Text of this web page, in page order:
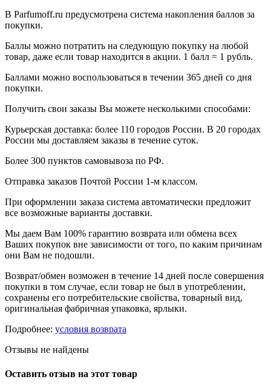
В Parfumoff.ru предусмотрена система накопления баллов за
покупки.
Баллы можно потратить на следующую покупку на любой
товар, даже если товар находится в акции. 1 балл = 1 рубль.
Баллами можно воспользоваться в течении 365 дней со дня
покупки.
Получить свои заказы Вы можете несколькими способами:
Курьерская доставка: более 110 городов России. В 20 городах
России мы доставляем заказы в течение суток.
Более 300 пунктов самовывоза по РФ.
Отправка заказов Почтой России 1-м классом.
При оформлении заказа система автоматически предложит
все возможные варианты доставки.
Мы даем Вам 100% гарантию возврата или обмена всех
Ваших покупок вне зависимости от того, по каким причинам
они Вам не подошли.
Возврат/обмен возможен в течение 14 дней после совершения
покупки в том случае, если товар не был в употреблении,
сохранены его потребительские свойства, товарный вид,
оригинальная фабричная упаковка, ярлыки.
Подробнее: условия возврата
Отзывы не найдены
Оставить отзыв на этот товар